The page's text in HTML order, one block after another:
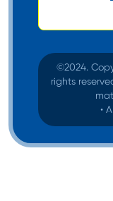
Tài chính:
khoảng 5.000
Lý lịch tư
không có tiền
Sức khoẻ:
©️2024.
rights
•